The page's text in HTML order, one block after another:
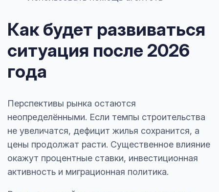
Как будет развиваться
ситуация после 2026
года
Перспективы рынка остаются
неопределёнными. Если темпы строительства
не увеличатся, дефицит жилья сохранится, а
цены продолжат расти. Существенное влияние
окажут процентные ставки, инвестиционная
активность и миграционная политика.